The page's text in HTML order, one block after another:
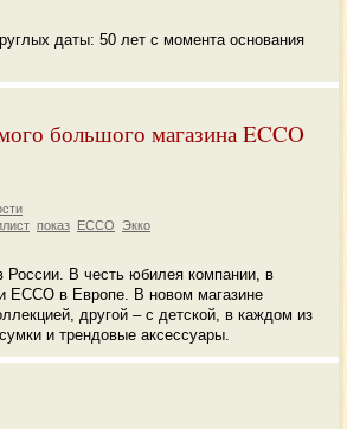
даты: 50 лет с момента основания
большого магазина ECCO
показ ECCO Экко
России. В честь юбилея компании, в
ECCO в Европе. В новом магазине
другой – с детской, в каждом из
и трендовые аксессуары.